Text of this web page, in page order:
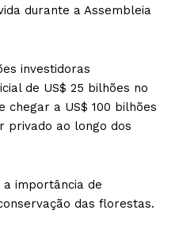
durante a Assembleia
investidoras
de US$ 25 bilhões no
a US$ 100 bilhões
privado ao longo dos
importância de
das florestas.